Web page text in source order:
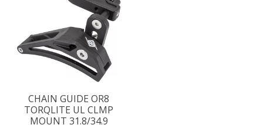
CHAIN GUIDE OR8
TORQLITE UL CLMP
MOUNT 31.8/34.9